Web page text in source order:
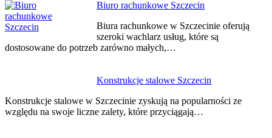
Biuro rachunkowe Szczecin
Biura rachunkowe w Szczecinie oferują
szeroki wachlarz usług, które są
dostosowane do potrzeb zarówno małych,…
Konstrukcje stalowe Szczecin
Konstrukcje stalowe w Szczecinie zyskują na popularności ze
względu na swoje liczne zalety, które przyciągają…